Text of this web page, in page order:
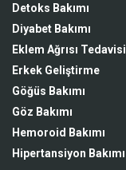
Detoks Bakımı
Diyabet Bakımı
Eklem Ağrısı Tedavisi
Erkek Geliştirme
Göğüs Bakımı
Göz Bakımı
Hemoroid Bakımı
Hipertansiyon Bakımı